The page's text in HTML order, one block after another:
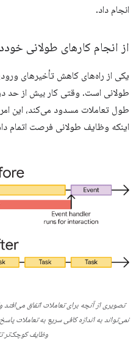
انجام داد.
از انجام کارهای طولانی
یکی از راه‌های کاهش تأخیرهای
طولانی است. وقتی کار بیش از حد
طول تعاملات مسدود می‌کند، این امر
اینکه وظایف طولانی فرصت اتمام
تصویری از آنچه برای تعاملات اتفاق
نمی‌تواند به اندازه کافی سریع به تعاملات
وظایف کوچک‌تر